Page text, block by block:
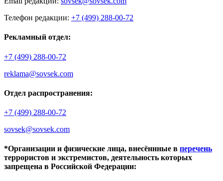
Телефон редакции: +7 (499) 288-00-72
Рекламный отдел:
+7 (499) 288-00-72
reklama@sovsek.com
Отдел распространения:
+7 (499) 288-00-72
sovsek@sovsek.com
*Организации и физические лица, внесённные в перечень
террористов и экстремистов, деятельность которых
запрещена в Российской Федерации: